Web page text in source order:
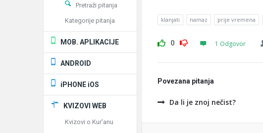
klanjati namaz prije vremena
0 1 Odgovor
Povezana pitanja
Da li je znoj nečist?
Pretraži pitanja
Kategorije pitanja
MOB. APLIKACIJE
ANDROID
iPHONE iOS
KVIZOVI WEB
Kvizovi o Kur'anu